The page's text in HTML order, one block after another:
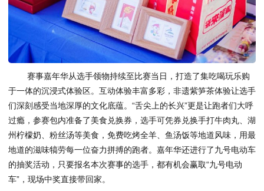
赛事嘉年华从选手领物持续至比赛当日，打造了集吃喝玩乐购
于一体的沉浸式体验区。互动体验丰富多彩，非遗紫笋茶体验让选手
们深刻感受当地深厚的文化底蕴。“舌尖上的长兴”更是让跑者们大呼
过瘾，参赛包内准备了美食兑换券，选手可凭券兑换手打牛肉丸、湖
州柠檬奶、粉丝汤等美食，免费吃烤全羊、鱼汤饭等地道风味，用最
地道的滋味犒劳每一位奋力拼搏的跑者。嘉年华还进行了九号电动车
的抽奖活动，只要报名本次赛事的选手，都有机会赢取“九号电动
车”，现场中奖直接带回家。